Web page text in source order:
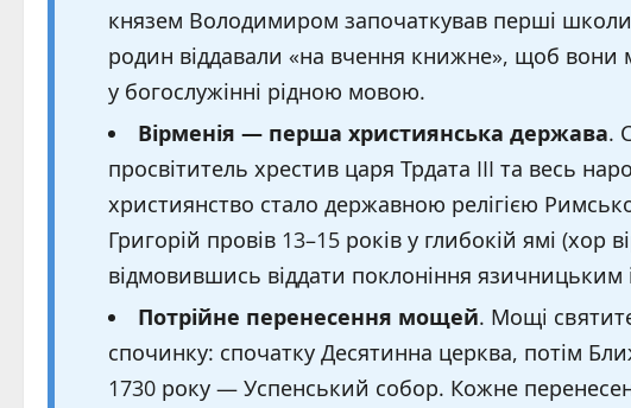
князем Володимиром започаткував перші школи
родин віддавали «на вчення книжне», щоб вони
у богослужінні рідною мовою.
Вірменія — перша християнська держава.
просвітитель хрестив царя Трдата III та весь
християнство стало державною релігією
Григорій провів 13–15 років у глибокій ямі (хор
відмовившись віддати поклоніння язичницьким
Потрійне перенесення мощей. Мощi
спочинку: спочатку Десятинна церква, потім
1730 року — Успенський собор. Кожне